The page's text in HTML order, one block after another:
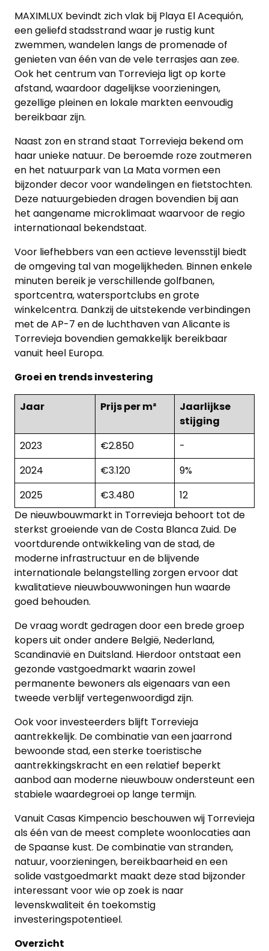
MAXIMLUX bevindt zich vlak bij Playa El Acequión,
een geliefd stadsstrand waar je rustig kunt
zwemmen, wandelen langs de promenade of
genieten van één van de vele terrasjes aan zee.
Ook het centrum van Torrevieja ligt op korte
afstand, waardoor dagelijkse voorzieningen,
gezellige pleinen en lokale markten eenvoudig
bereikbaar zijn.
Naast zon en strand staat Torrevieja bekend om
haar unieke natuur. De beroemde roze zoutmeren
en het natuurpark van La Mata vormen een
bijzonder decor voor wandelingen en fietstochten.
Deze natuurgebieden dragen bovendien bij aan
het aangename microklimaat waarvoor de regio
internationaal bekendstaat.
Voor liefhebbers van een actieve levensstijl biedt
de omgeving tal van mogelijkheden. Binnen enkele
minuten bereik je verschillende golfbanen,
sportcentra, watersportclubs en grote
winkelcentra. Dankzij de uitstekende verbindingen
met de AP-7 en de luchthaven van Alicante is
Torrevieja bovendien gemakkelijk bereikbaar
vanuit heel Europa.
Groei en trends investering
Jaar Prijs per m²
Jaarlijkse
stijging
2023
€2.850
-
2024
€3.120
9%
2025
€3.480
12
De nieuwbouwmarkt in Torrevieja behoort tot de
sterkst groeiende van de Costa Blanca Zuid. De
voortdurende ontwikkeling van de stad, de
moderne infrastructuur en de blijvende
internationale belangstelling zorgen ervoor dat
kwalitatieve nieuwbouwwoningen hun waarde
goed behouden.
De vraag wordt gedragen door een brede groep
kopers uit onder andere België, Nederland,
Scandinavië en Duitsland. Hierdoor ontstaat een
gezonde vastgoedmarkt waarin zowel
permanente bewoners als eigenaars van een
tweede verblijf vertegenwoordigd zijn.
Ook voor investeerders blijft Torrevieja
aantrekkelijk. De combinatie van een jaarrond
bewoonde stad, een sterke toeristische
aantrekkingskracht en een relatief beperkt
aanbod aan moderne nieuwbouw ondersteunt een
stabiele waardegroei op lange termijn.
Vanuit Casas Kimpencio beschouwen wij Torrevieja
als één van de meest complete woonlocaties aan
de Spaanse kust. De combinatie van stranden,
natuur, voorzieningen, bereikbaarheid en een
solide vastgoedmarkt maakt deze stad bijzonder
interessant voor wie op zoek is naar
levenskwaliteit én toekomstig
investeringspotentieel.
Overzicht